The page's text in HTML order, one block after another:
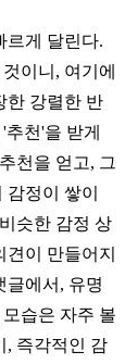
르게 달린다.
이니, 여기에
한 강렬한 반
천'을 받게
천을 얻고, 그
정이 쌓이
슷한 감정 상
이 만들어지
글에서, 유명
습은 자주 볼
, 즉각적인 감